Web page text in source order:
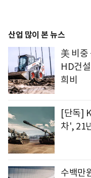
산업 많이 본 뉴스
美 비중
HD건
희비
[단독]
차', 21
수백만